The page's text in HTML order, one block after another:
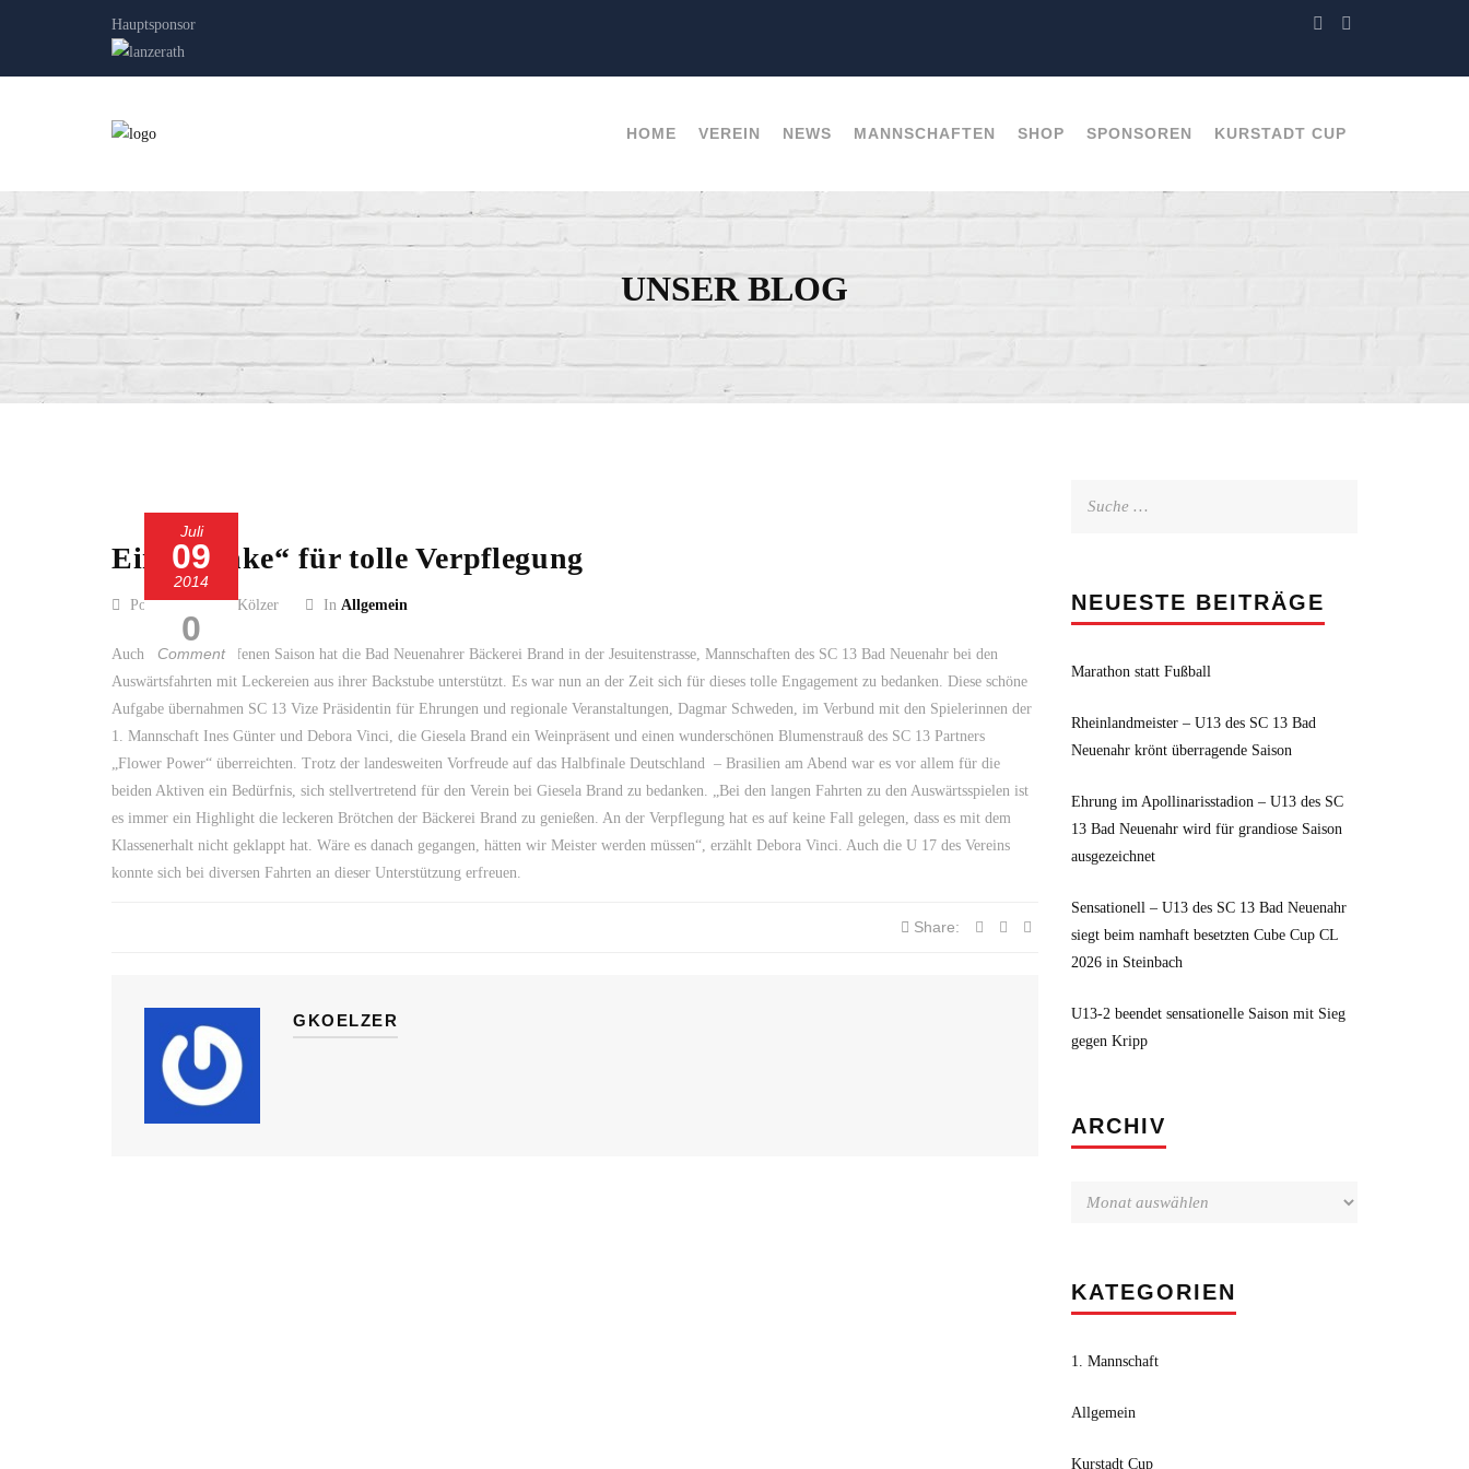
Hauptsponsor
HOME VEREIN NEWS MANNSCHAFTEN SHOP SPONSOREN KURSTADT CUP
UNSER BLOG
Juli
09
2014
0
Comment
Ein „Danke“ für tolle Verpflegung
Posted by Guido Kölzer In Allgemein
Auch in der abgelaufenen Saison hat die Bad Neuenahrer Bäckerei Brand in der Jesuitenstrasse, Mannschaften des SC 13 Bad Neuenahr bei den
Auswärtsfahrten mit Leckereien aus ihrer Backstube unterstützt. Es war nun an der Zeit sich für dieses tolle Engagement zu bedanken. Diese schöne
Aufgabe übernahmen SC 13 Vize Präsidentin für Ehrungen und regionale Veranstaltungen, Dagmar Schweden, im Verbund mit den Spielerinnen der
1. Mannschaft Ines Günter und Debora Vinci, die Giesela Brand ein Weinpräsent und einen wunderschönen Blumenstrauß des SC 13 Partners
„Flower Power“ überreichten. Trotz der landesweiten Vorfreude auf das Halbfinale Deutschland – Brasilien am Abend war es vor allem für die
beiden Aktiven ein Bedürfnis, sich stellvertretend für den Verein bei Giesela Brand zu bedanken. „Bei den langen Fahrten zu den Auswärtsspielen ist
es immer ein Highlight die leckeren Brötchen der Bäckerei Brand zu genießen. An der Verpflegung hat es auf keine Fall gelegen, dass es mit dem
Klassenerhalt nicht geklappt hat. Wäre es danach gegangen, hätten wir Meister werden müssen“, erzählt Debora Vinci. Auch die U 17 des Vereins
konnte sich bei diversen Fahrten an dieser Unterstützung erfreuen.
Share:
GKOELZER
NEUESTE BEITRÄGE
Marathon statt Fußball
Rheinlandmeister – U13 des SC 13 Bad
Neuenahr krönt überragende Saison
Ehrung im Apollinarisstadion – U13 des SC
13 Bad Neuenahr wird für grandiose Saison
ausgezeichnet
Sensationell – U13 des SC 13 Bad Neuenahr
siegt beim namhaft besetzten Cube Cup CL
2026 in Steinbach
U13-2 beendet sensationelle Saison mit Sieg
gegen Kripp
ARCHIV
KATEGORIEN
1. Mannschaft
Allgemein
Kurstadt Cup